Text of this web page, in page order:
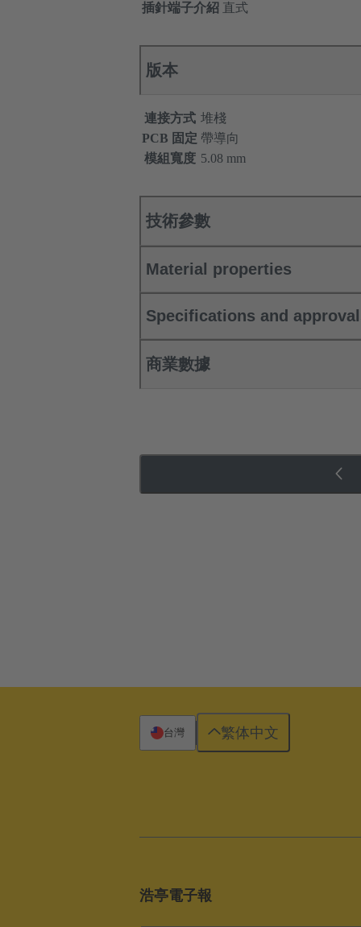
插針端子介紹 直式
版本
連接方式 堆棧
PCB 固定 帶導向
模組寬度 5.08 mm
技術參數
Material properties
Specifications and
商業數據
浩亭電子報
台灣 繁体中文